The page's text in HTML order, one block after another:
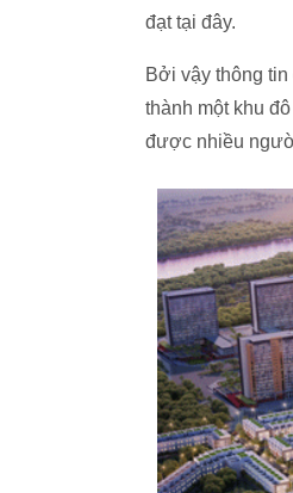
đạt tại đây.
Bởi vậy thông
thành một khu
được nhiều